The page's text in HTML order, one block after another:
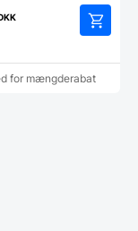
vare
har
for mængderabat